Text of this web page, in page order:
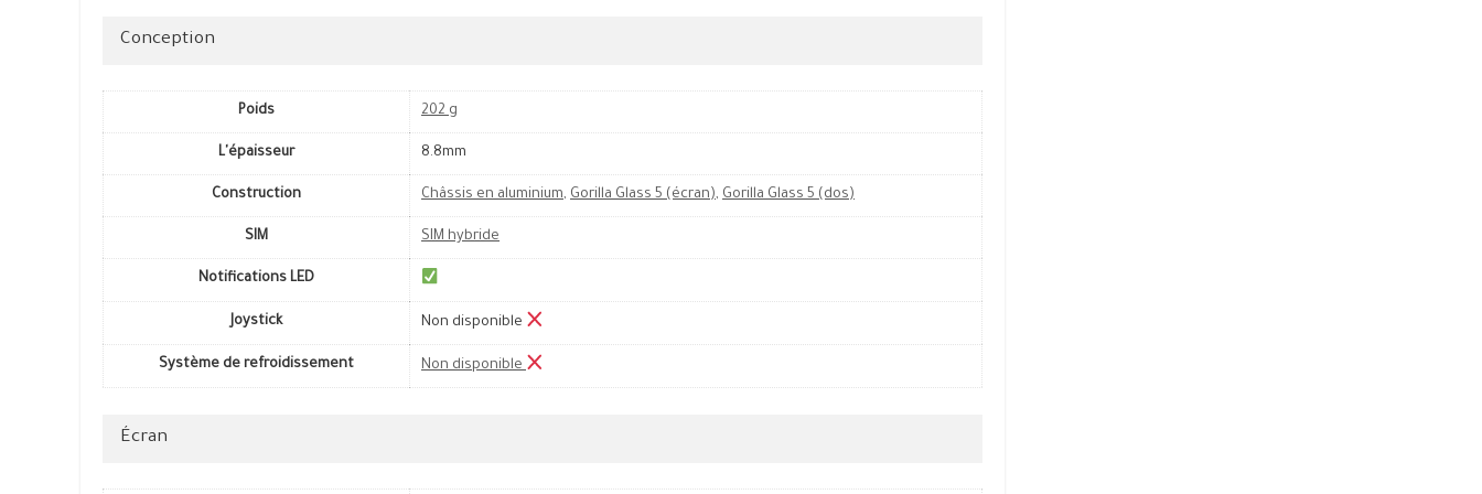
Conception
Poids 202 g
L'épaisseur 8.8mm
Construction Châssis en aluminium, Gorilla Glass 5 (écran), Gorilla Glass 5 (dos)
SIM SIM hybride
Notifications LED
Joystick Non disponible
Système de refroidissement Non disponible
Écran